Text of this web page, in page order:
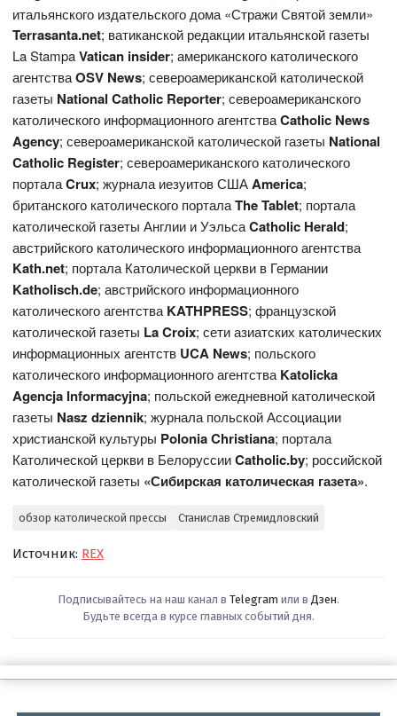
итальянского издательского дома «Стражи Святой земли»
Terrasanta.net; ватиканской редакции итальянской газеты
La StampaVatican insider; американского католического
агентстваOSV News; североамериканской католической
газеты National Catholic Reporter; североамериканского
католического информационного агентстваCatholic News
Agency; североамериканской католической газеты National
Catholic Register; североамериканского католического
порталаCrux; журнала иезуитов СШАAmerica;
британского католического порталаTheTablet; портала
католической газеты Англии и УэльсаCatholic Herald;
австрийского католического информационного агентства
Kath.net; портала Католической церкви в Германии
Katholisch.de; австрийского информационного
католического агентстваKATHPRESS; французской
католической газеты La Croix; сети азиатских католических
информационных агентств UCA News; польского
католического информационного агентстваKatolicka
Agencja Informacyjna; польской ежедневной католической
газеты Nasz dziennik; журнала польской Ассоциации
христианской культуры Polonia Christiana; портала
Католической церкви в БелоруссииCatholic.by; российской
католической газеты «Сибирская католическая газета».
обзор католической прессы Станислав Стремидловский
Источник: REX
Подписывайтесь на наш канал в Telegram или в Дзен.
Будьте всегда в курсе главных событий дня.